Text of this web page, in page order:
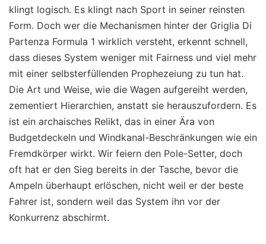
klingt logisch. Es klingt nach Sport in seiner reinsten
Form. Doch wer die Mechanismen hinter der Griglia Di
Partenza Formula 1 wirklich versteht, erkennt schnell,
dass dieses System weniger mit Fairness und viel mehr
mit einer selbsterfüllenden Prophezeiung zu tun hat.
Die Art und Weise, wie die Wagen aufgereiht werden,
zementiert Hierarchien, anstatt sie herauszufordern. Es
ist ein archaisches Relikt, das in einer Ära von
Budgetdeckeln und Windkanal-Beschränkungen wie ein
Fremdkörper wirkt. Wir feiern den Pole-Setter, doch
oft hat er den Sieg bereits in der Tasche, bevor die
Ampeln überhaupt erlöschen, nicht weil er der beste
Fahrer ist, sondern weil das System ihn vor der
Konkurrenz abschirmt.